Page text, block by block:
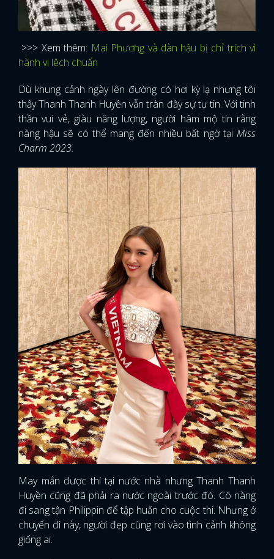
>>> Xem thêm: Mai Phương và dàn hậu bị chỉ trích vì
hành vi lệch chuẩn
Dù khung cảnh ngày lên đường có hơi kỳ lạ nhưng tôi
thấy Thanh Thanh Huyền vẫn tràn đầy sự tự tin. Với tinh
thần vui vẻ, giàu năng lượng, người hâm mộ tin rằng
nàng hậu sẽ có thể mang đến nhiều bất ngờ tại Miss
Charm 2023.
May mắn được thi tại nước nhà nhưng Thanh Thanh
Huyền cũng đã phải ra nước ngoài trước đó. Cô nàng
đi sang tận Philippin để tập huấn cho cuộc thi. Nhưng ở
chuyến đi này, người đẹp cũng rơi vào tình cảnh không
giống ai.